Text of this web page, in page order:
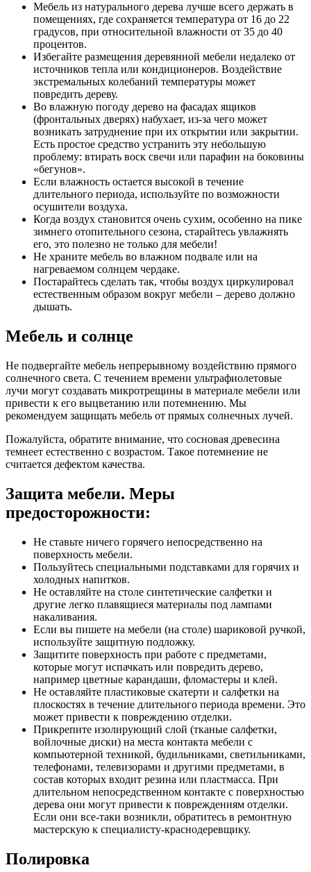
Мебель из натурального дерева лучше всего держать в
помещениях, где сохраняется температура от 16 до 22
градусов, при относительной влажности от 35 до 40
процентов.
Избегайте размещения деревянной мебели недалеко от
источников тепла или кондиционеров. Воздействие
экстремальных колебаний температуры может
повредить дереву.
Во влажную погоду дерево на фасадах ящиков
(фронтальных дверях) набухает, из-за чего может
возникать затруднение при их открытии или закрытии.
Есть простое средство устранить эту небольшую
проблему: втирать воск свечи или парафин на боковины
«бегунов».
Если влажность остается высокой в течение
длительного периода, используйте по возможности
осушители воздуха.
Когда воздух становится очень сухим, особенно на пике
зимнего отопительного сезона, старайтесь увлажнять
его, это полезно не только для мебели!
Не храните мебель во влажном подвале или на
нагреваемом солнцем чердаке.
Постарайтесь сделать так, чтобы воздух циркулировал
естественным образом вокруг мебели – дерево должно
дышать.
Мебель и солнце
Не подвергайте мебель непрерывному воздействию прямого
солнечного света. С течением времени ультрафиолетовые
лучи могут создавать микротрещины в материале мебели или
привести к его выцветанию или потемнению. Мы
рекомендуем защищать мебель от прямых солнечных лучей.
Пожалуйста, обратите внимание, что сосновая древесина
темнеет естественно с возрастом. Такое потемнение не
считается дефектом качества.
Защита мебели. Меры
предосторожности:
Не ставьте ничего горячего непосредственно на
поверхность мебели.
Пользуйтесь специальными подставками для горячих и
холодных напитков.
Не оставляйте на столе синтетические салфетки и
другие легко плавящиеся материалы под лампами
накаливания.
Если вы пишете на мебели (на столе) шариковой ручкой,
используйте защитную подложку.
Защитите поверхность при работе с предметами,
которые могут испачкать или повредить дерево,
например цветные карандаши, фломастеры и клей.
Не оставляйте пластиковые скатерти и салфетки на
плоскостях в течение длительного периода времени. Это
может привести к повреждению отделки.
Прикрепите изолирующий слой (тканые салфетки,
войлочные диски) на места контакта мебели с
компьютерной техникой, будильниками, светильниками,
телефонами, телевизорами и другими предметами, в
состав которых входит резина или пластмасса. При
длительном непосредственном контакте с поверхностью
дерева они могут привести к повреждениям отделки.
Если они все-таки возникли, обратитесь в ремонтную
мастерскую к специалисту-краснодеревщику.
Полировка